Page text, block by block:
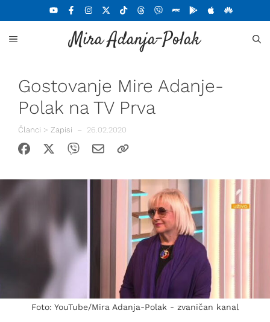
na
sadržaj
Mira Adanja-Polak
MENU
Gostovanje Mire Adanje-
Polak na TV Prva
Članci > Zapisi – 26.02.2020
Foto: YouTube/Mira Adanja-Polak - zvaničan kanal